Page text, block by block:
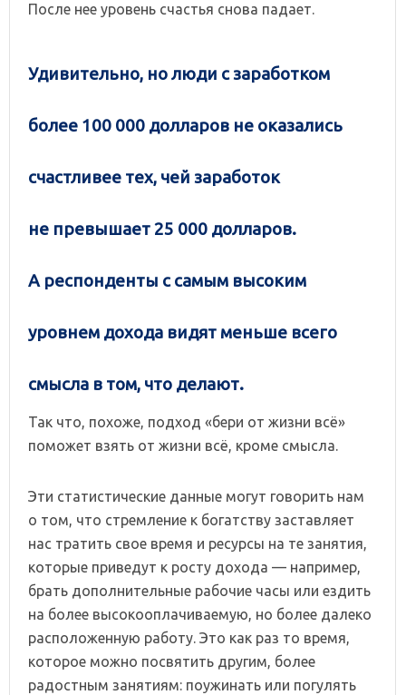
После нее уровень счастья снова падает.
Удивительно, но люди с заработком
более 100 000 долларов не оказались
счастливее тех, чей заработок
не превышает 25 000 долларов.
А респонденты с самым высоким
уровнем дохода видят меньше всего
смысла в том, что делают.
Так что, похоже, подход «бери от жизни всё»
поможет взять от жизни всё, кроме смысла.
Эти статистические данные могут говорить нам
о том, что стремление к богатству заставляет
нас тратить свое время и ресурсы на те занятия,
которые приведут к росту дохода — например,
брать дополнительные рабочие часы или ездить
на более высокооплачиваемую, но более далеко
расположенную работу. Это как раз то время,
которое можно посвятить другим, более
радостным занятиям: поужинать или погулять